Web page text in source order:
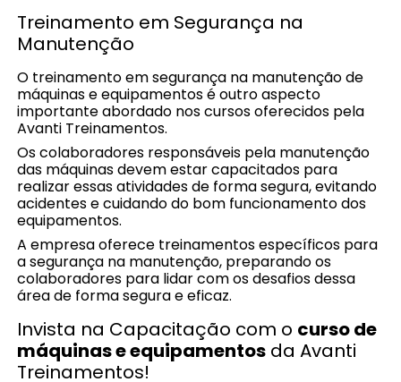
Treinamento em Segurança na
Manutenção
O treinamento em segurança na manutenção de
máquinas e equipamentos é outro aspecto
importante abordado nos cursos oferecidos pela
Avanti Treinamentos.
Os colaboradores responsáveis pela manutenção
das máquinas devem estar capacitados para
realizar essas atividades de forma segura, evitando
acidentes e cuidando do bom funcionamento dos
equipamentos.
A empresa oferece treinamentos específicos para
a segurança na manutenção, preparando os
colaboradores para lidar com os desafios dessa
área de forma segura e eficaz.
Invista na Capacitação com o curso de
máquinas e equipamentos da Avanti
Treinamentos!